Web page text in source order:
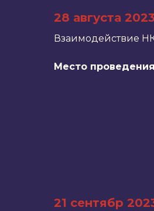
28 августа
Взаимодействие
Место
21 сентябр